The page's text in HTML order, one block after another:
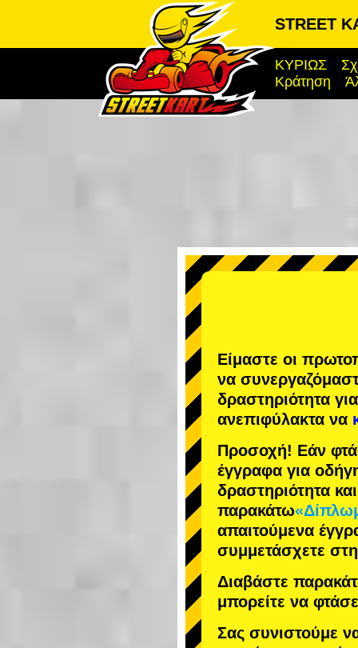
STREET
ΚΥΡΙΩΣ
Κράτηση
Είμαστε οι
να
δραστηριότητα
ανεπιφύλακτα να
Προσοχή! Εάν
έγγραφα για
δραστηριότητα
παρακάτω
απαιτούμενα
συμμετάσχετε
Διαβάστε
μπορείτε να
Σας συνιστούμε